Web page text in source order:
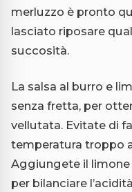
merluzzo è pronto
lasciato riposare
succosità.
La salsa al burro e
senza fretta, per
vellutata. Evitate di
temperatura troppo
Aggiungete il
per bilanciare